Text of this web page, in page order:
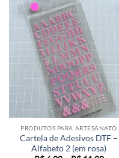
tem
várias
variantes.
As
opções
podem
ser
escolhidas
na
página
do
produto
PRODUTOS PARA ARTESANATO
Cartela de Adesivos DTF –
Alfabeto 2 (em rosa)